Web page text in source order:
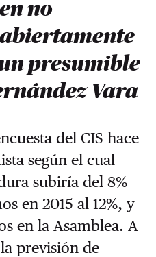
no
presumible
Vara
del CIS hace
según el cual
subiría del 8%
en 2015 al 12%, y
en la Asamblea. A
previsión de